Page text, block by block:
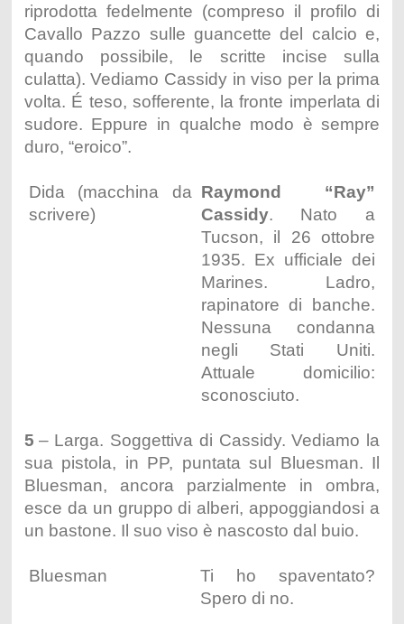
riprodotta fedelmente (compreso il profilo di
Cavallo Pazzo sulle guancette del calcio e,
quando possibile, le scritte incise sulla
culatta). Vediamo Cassidy in viso per la prima
volta. É teso, sofferente, la fronte imperlata di
sudore. Eppure in qualche modo è sempre
duro, “eroico”.
Dida (macchina da
scrivere)
Raymond “Ray”
Cassidy. Nato a
Tucson, il 26 ottobre
1935. Ex ufficiale dei
Marines. Ladro,
rapinatore di banche.
Nessuna condanna
negli Stati Uniti.
Attuale domicilio:
sconosciuto.
5 – Larga. Soggettiva di Cassidy. Vediamo la
sua pistola, in PP, puntata sul Bluesman. Il
Bluesman, ancora parzialmente in ombra,
esce da un gruppo di alberi, appoggiandosi a
un bastone. Il suo viso è nascosto dal buio.
Bluesman
Ti ho spaventato?
Spero di no.